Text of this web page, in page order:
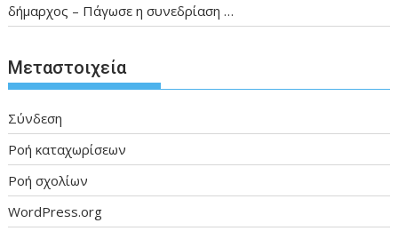
δήμαρχος – Πάγωσε η συνεδρίαση …
Μεταστοιχεία
Σύνδεση
Ροή καταχωρίσεων
Ροή σχολίων
WordPress.org